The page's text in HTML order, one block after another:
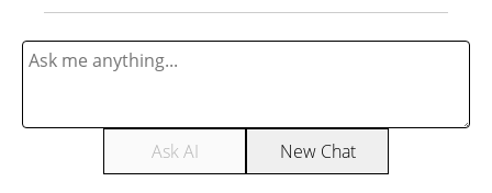
Ask AI New Chat